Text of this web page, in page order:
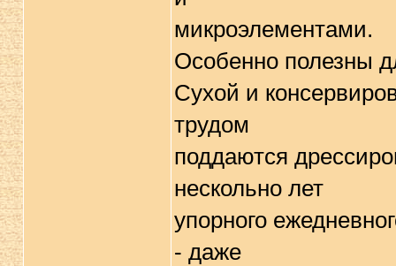
микроэлементами.
Особенно полезны
Сухой и
трудом
поддаются
нескольно лет
упорного
- даже